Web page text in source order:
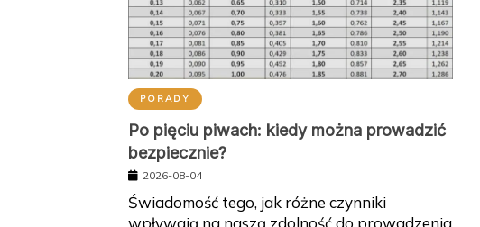
PORADY
Po pięciu piwach: kiedy można prowadzić
bezpiecznie?
2026-08-04
Świadomość tego, jak różne czynniki
wpływają na naszą zdolność do prowadzenia